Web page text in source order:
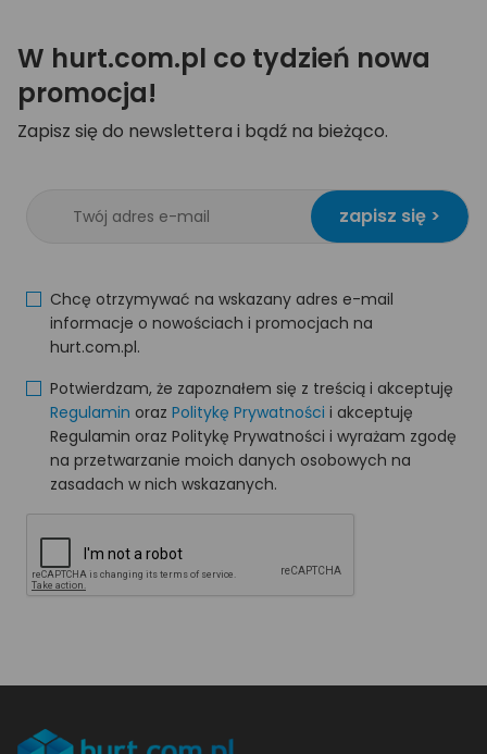
W hurt.com.pl co tydzień nowa
promocja!
Zapisz się do newslettera i bądź na bieżąco.
zapisz się >
Chcę otrzymywać na wskazany adres e-mail
informacje o nowościach i promocjach na
hurt.com.pl.
Potwierdzam, że zapoznałem się z treścią i akceptuję
Regulamin oraz Politykę Prywatności i akceptuję
Regulamin oraz Politykę Prywatności i wyrażam zgodę
na przetwarzanie moich danych osobowych na
zasadach w nich wskazanych.